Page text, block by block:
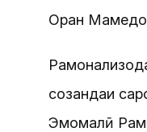
Орҳан
созандаи
Эмомалӣ